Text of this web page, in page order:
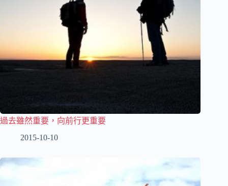
過去雖然重要，向前行更重要
2015-10-10